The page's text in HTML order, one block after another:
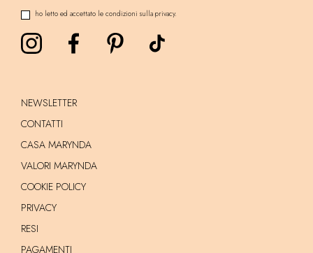
ho letto ed accettato le condizioni sulla privacy.
NEWSLETTER
CONTATTI
CASA MARYNDA
VALORI MARYNDA
COOKIE POLICY
PRIVACY
RESI
PAGAMENTI